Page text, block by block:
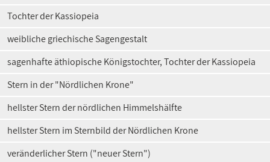
Tochter der Kassiopeia
weibliche griechische Sagengestalt
sagenhafte äthiopische Königstochter, Tochter der Kassiopeia
Stern in der "Nördlichen Krone"
hellster Stern der nördlichen Himmelshälfte
hellster Stern im Sternbild der Nördlichen Krone
veränderlicher Stern ("neuer Stern")